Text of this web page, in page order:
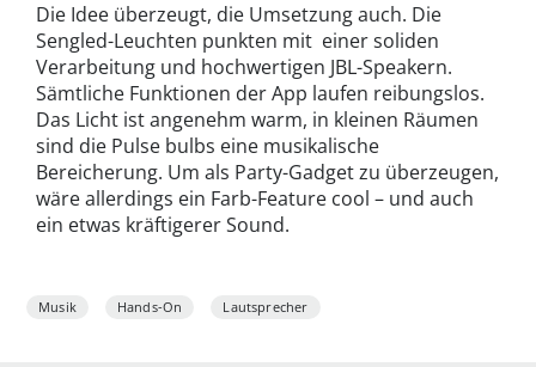
Die Idee überzeugt, die Umsetzung auch. Die
Sengled-Leuchten punkten mit einer soliden
Verarbeitung und hochwertigen JBL-Speakern.
Sämtliche Funktionen der App laufen reibungslos.
Das Licht ist angenehm warm, in kleinen Räumen
sind die Pulse bulbs eine musikalische
Bereicherung. Um als Party-Gadget zu überzeugen,
wäre allerdings ein Farb-Feature cool – und auch
ein etwas kräftigerer Sound.
Musik Hands-On Lautsprecher